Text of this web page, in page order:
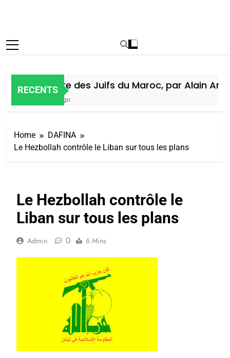
RECENTS
Histoire des Juifs du Maroc, par Alain Amiel
Home
DAFINA
Le Hezbollah contrôle le Liban sur tous les plans
Le Hezbollah contrôle le
Liban sur tous les plans
Admin 0 6 Mins